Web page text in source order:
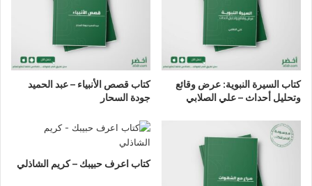
كتاب السيرة النبوية: عرض وقائع
وتحليل أحداث – علي الصلابي
كتاب قصص الأنبياء – عبد الحميد
جودة السحار
كتاب اعرف حبيبك – كريم الشاذلي